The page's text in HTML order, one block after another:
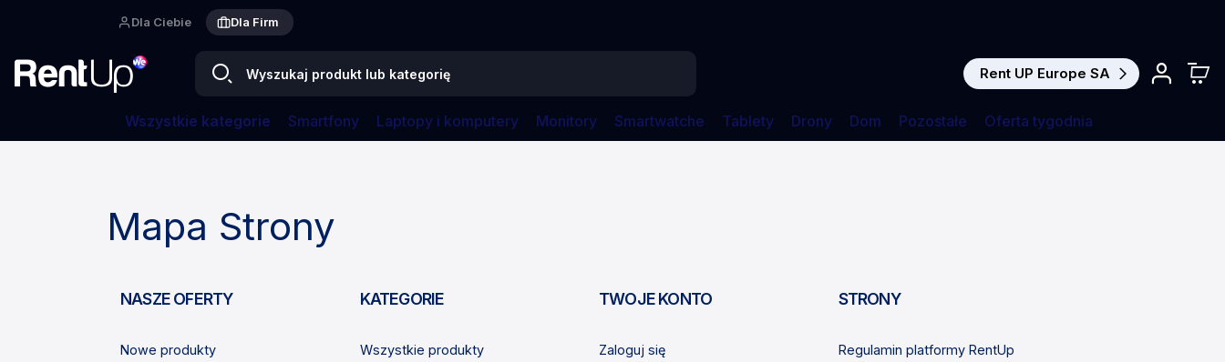
Rent UP Europe SA
Wszystkie kategorie Smartfony Laptopy i komputery Monitory Smartwatche Tablety Drony Dom Pozostałe Oferta tygodnia
Dla Ciebie Dla Firm
Strona główna Mapa strony
Mapa Strony
NASZE OFERTY
Nowe produkty
KATEGORIE
Wszystkie produkty
TWOJE KONTO
Zaloguj się
STRONY
Regulamin platformy RentUp